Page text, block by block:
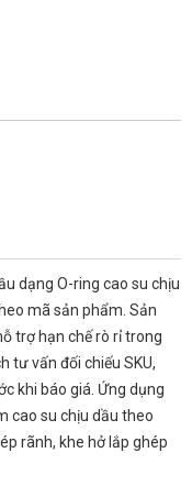
dạng O-ring cao su chịu
mã sản phẩm. Sản
trợ hạn chế rò rỉ trong
tư vấn đối chiếu SKU,
khi báo giá. Ứng dụng
cao su chịu dầu theo
rãnh, khe hở lắp ghép